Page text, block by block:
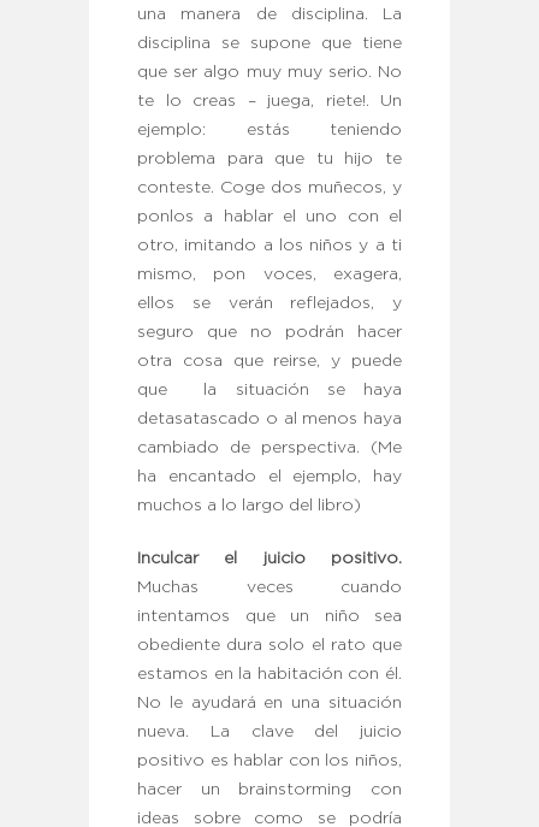
una manera de disciplina. La
disciplina se supone que tiene
que ser algo muy muy serio. No
te lo creas – juega, riete!. Un
ejemplo: estás teniendo
problema para que tu hijo te
conteste. Coge dos muñecos, y
ponlos a hablar el uno con el
otro, imitando a los niños y a ti
mismo, pon voces, exagera,
ellos se verán reflejados, y
seguro que no podrán hacer
otra cosa que reirse, y puede
que la situación se haya
detasatascado o al menos haya
cambiado de perspectiva. (Me
ha encantado el ejemplo, hay
muchos a lo largo del libro)
Inculcar el juicio positivo.
Muchas veces cuando
intentamos que un niño sea
obediente dura solo el rato que
estamos en la habitación con él.
No le ayudará en una situación
nueva. La clave del juicio
positivo es hablar con los niños,
hacer un brainstorming con
ideas sobre como se podría